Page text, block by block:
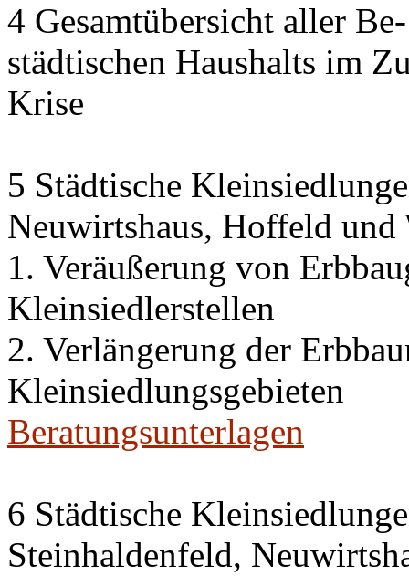
4 Gesamtübersicht aller
städtischen Haushalts im
Krise
5 Städtische
Neuwirtshaus, Hoffeld und
1. Veräußerung von
Kleinsiedlerstellen
2. Verlängerung der
Kleinsiedlungsgebieten
Beratungsunterlagen
6 Städtische
Steinhaldenfeld,